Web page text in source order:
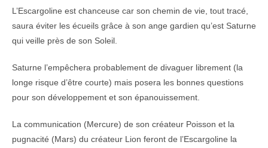
L’Escargoline est chanceuse car son chemin de vie, tout tracé,
saura éviter les écueils grâce à son ange gardien qu’est Saturne
qui veille près de son Soleil.
Saturne l’empêchera probablement de divaguer librement (la
longe risque d’être courte) mais posera les bonnes questions
pour son développement et son épanouissement.
La communication (Mercure) de son créateur Poisson et la
pugnacité (Mars) du créateur Lion feront de l’Escargoline la